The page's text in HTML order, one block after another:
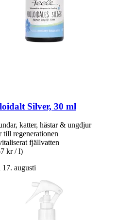
Silver, 30 ml
katter, hästar & ungdjur
till regenerationen
fjällvatten
kr / l)
augusti